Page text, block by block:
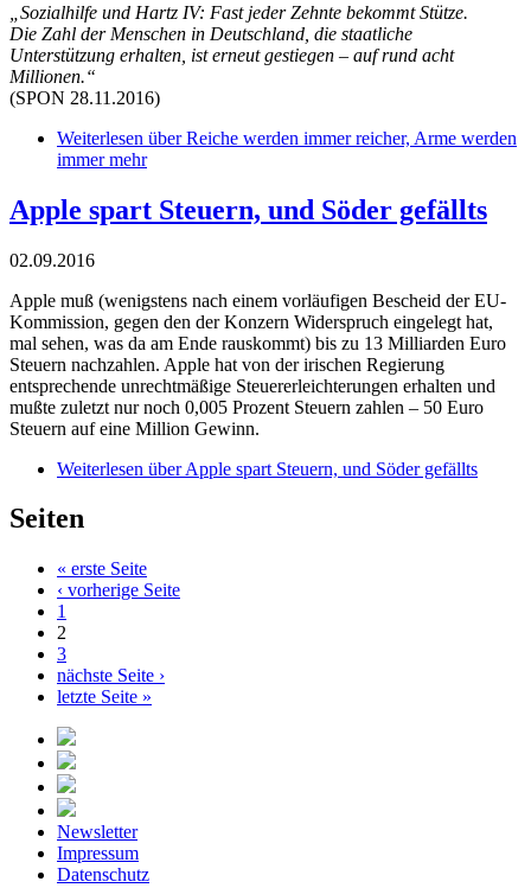
„Sozialhilfe und Hartz IV: Fast jeder Zehnte bekommt Stütze.
Die Zahl der Menschen in Deutschland, die staatliche
Unterstützung erhalten, ist erneut gestiegen – auf rund acht
Millionen.“
(SPON 28.11.2016)
Weiterlesen über Reiche werden immer reicher, Arme werden
immer mehr
Apple spart Steuern, und Söder gefällts
02.09.2016
Apple muß (wenigstens nach einem vorläufigen Bescheid der EU-
Kommission, gegen den der Konzern Widerspruch eingelegt hat,
mal sehen, was da am Ende rauskommt) bis zu 13 Milliarden Euro
Steuern nachzahlen. Apple hat von der irischen Regierung
entsprechende unrechtmäßige Steuererleichterungen erhalten und
mußte zuletzt nur noch 0,005 Prozent Steuern zahlen – 50 Euro
Steuern auf eine Million Gewinn.
Weiterlesen über Apple spart Steuern, und Söder gefällts
Seiten
« erste Seite
‹ vorherige Seite
1
2
3
nächste Seite ›
letzte Seite »
Newsletter
Impressum
Datenschutz